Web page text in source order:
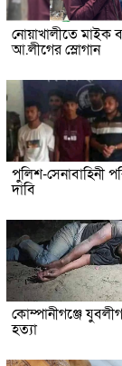
নোয়াখালীতে মাইক
আ.লীগের স্লোগান
পুলিশ-সেনাবাহিনী
দাবি
কোম্পানীগঞ্জে
হত্যা